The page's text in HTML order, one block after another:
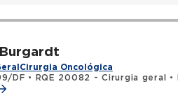
Cirurgia Oncológica
DF • RQE 20082 - Cirurgia geral •